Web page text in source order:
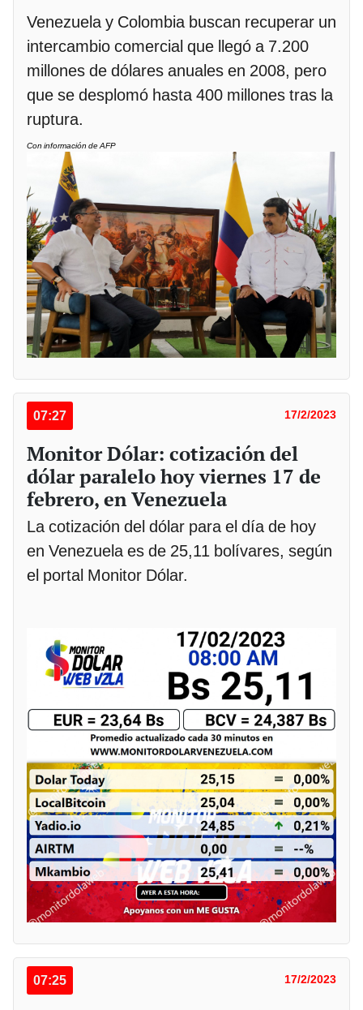
Venezuela y Colombia buscan recuperar un
intercambio comercial que llegó a 7.200
millones de dólares anuales en 2008, pero
que se desplomó hasta 400 millones tras la
ruptura.
Con información de AFP
07:27 17/2/2023
Monitor Dólar: cotización del
dólar paralelo hoy viernes 17 de
febrero, en Venezuela
La cotización del dólar para el día de hoy
en Venezuela es de 25,11 bolívares, según
el portal Monitor Dólar.
07:25 17/2/2023